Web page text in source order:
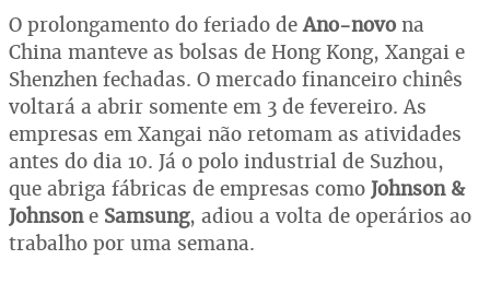
O prolongamento do feriado deAno-novo na
China manteve as bolsas de Hong Kong, Xangai e
Shenzhen fechadas. O mercado financeiro chinês
voltará a abrir somente em 3 de fevereiro. As
empresas em Xangai não retomam as atividades
antes do dia 10. Já o polo industrial de Suzhou,
que abriga fábricas de empresas como Johnson &
Johnsone Samsung, adiou a volta de operários ao
trabalho por uma semana.